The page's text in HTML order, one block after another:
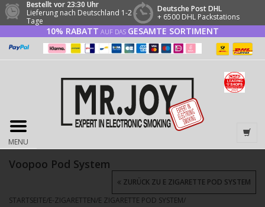
Bestellt vor 23:30 Uhr
Lieferung nach Deutschland 1-2
Tage
Deutsche Post DHL
+ 6500 DHL Packstations
10% RABATT AUF DAS GESAMTE SORTIMENT
MENU
Voopoo Pod System
STARTSEITE/E-ZIGARETTEN/E ZIGARETTE POD SYSTEM/
ZURÜCK ZU E ZIGARETTE POD SYSTEM